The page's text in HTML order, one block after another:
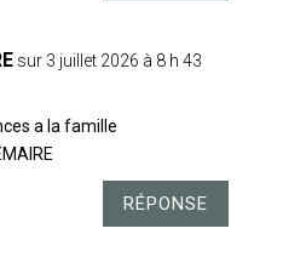
sur 3 juillet 2026 à 8 h 43
a la famille
RÉPONSE